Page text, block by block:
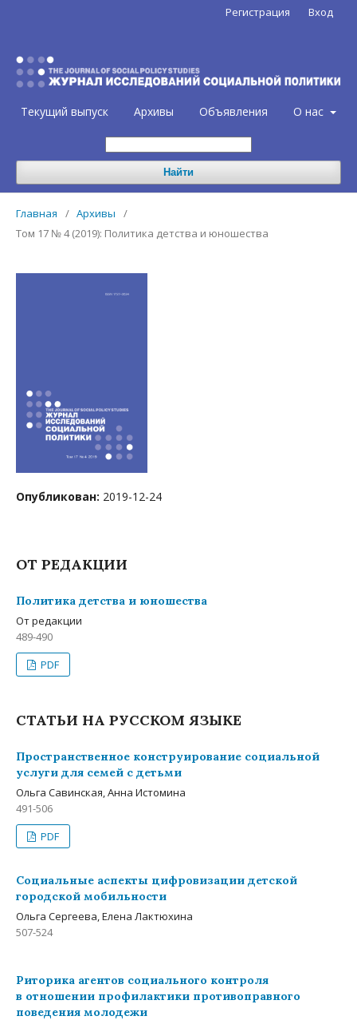
Текущий выпуск Архивы Объявления О нас
Найти
Регистрация Вход
Главная / Архивы
/
Том 17 № 4 (2019): Политика детства и юношества
Опубликован: 2019-12-24
ОТ РЕДАКЦИИ
Политика детства и юношества
От редакции
489-490
PDF
СТАТЬИ НА РУССКОМ ЯЗЫКЕ
Пространственное конструирование социальной
услуги для семей с детьми
Ольга Савинская, Анна Истомина
491-506
PDF
Социальные аспекты цифровизации детской
городской мобильности
Ольга Сергеева, Елена Лактюхина
507-524
Риторика агентов социального контроля
в отношении профилактики противоправного
поведения молодежи